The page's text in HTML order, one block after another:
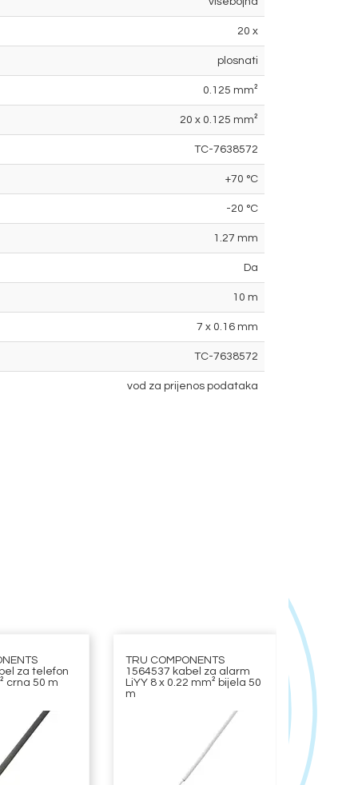
20 x
plosnati
0.125 mm²
20 x 0.125 mm²
TC-7638572
+70 °C
-20 °C
1.27 mm
Da
10 m
7 x 0.16 mm
TC-7638572
vod za prijenos podataka
za telefon
crna 50 m
TRU COMPONENTS
1564537 kabel za alarm
LiYY 8 x 0.22 mm² bijela 50
m
LiYY 7 x